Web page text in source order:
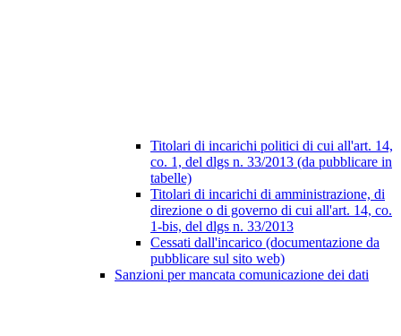
Titolari di incarichi politici di cui all'art. 14,
co. 1, del dlgs n. 33/2013 (da pubblicare in
tabelle)
Titolari di incarichi di amministrazione, di
direzione o di governo di cui all'art. 14, co.
1-bis, del dlgs n. 33/2013
Cessati dall'incarico (documentazione da
pubblicare sul sito web)
Sanzioni per mancata comunicazione dei dati